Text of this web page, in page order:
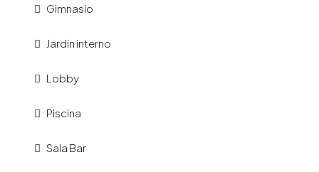
Gimnasio
Jardin interno
Lobby
Piscina
Sala Bar